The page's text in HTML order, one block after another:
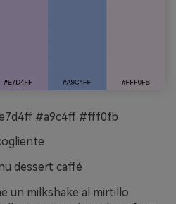
#a9c4ff #fff0fb
dessert caffé
un milkshake al mirtillo